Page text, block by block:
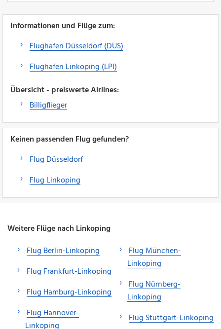
Informationen und Flüge zum:
Flughafen Düsseldorf (DUS)
Flughafen Linkoping (LPI)
Übersicht - preiswerte Airlines:
Billigflieger
Keinen passenden Flug gefunden?
Flug Düsseldorf
Flug Linkoping
Weitere Flüge nach Linkoping
Flug Berlin-Linkoping
Flug Frankfurt-Linkoping
Flug Hamburg-Linkoping
Flug Hannover-
Linkoping
Flug München-
Linkoping
Flug Nürnberg-
Linkoping
Flug Stuttgart-Linkoping